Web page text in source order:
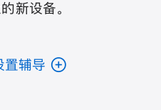
新设备。
置辅导